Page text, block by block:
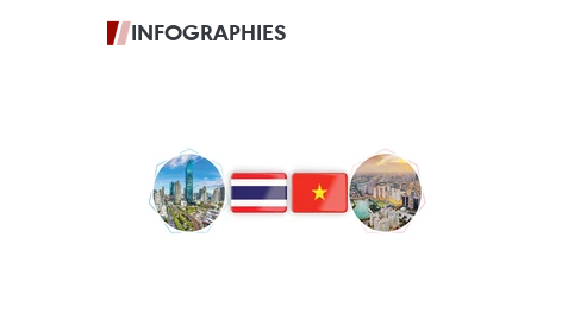
INFOGRAPHIES